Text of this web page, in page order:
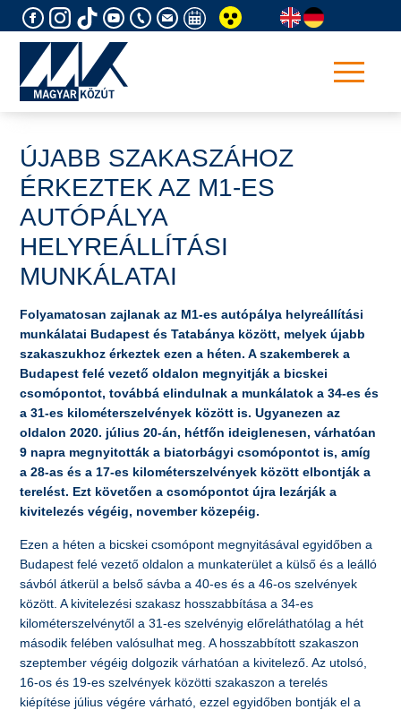
to
ÚJABB SZAKASZÁHOZ
ÉRKEZTEK AZ M1-ES
AUTÓPÁLYA
HELYREÁLLÍTÁSI
MUNKÁLATAI
Folyamatosan zajlanak az M1-es autópálya helyreállítási
munkálatai Budapest és Tatabánya között, melyek újabb
szakaszukhoz érkeztek ezen a héten. A szakemberek a
Budapest felé vezető oldalon megnyitják a bicskei
csomópontot, továbbá elindulnak a munkálatok a 34-es és
a 31-es kilométerszelvények között is. Ugyanezen az
oldalon 2020. július 20-án, hétfőn ideiglenesen, várhatóan
9 napra megnyitották a biatorbágyi csomópontot is, amíg
a 28-as és a 17-es kilométerszelvények között elbontják a
terelést. Ezt követően a csomópontot újra lezárják a
kivitelezés végéig, november közepéig.
Ezen a héten a bicskei csomópont megnyitásával egyidőben a
Budapest felé vezető oldalon a munkaterület a külső és a leálló
sávból átkerül a belső sávba a 40-es és a 46-os szelvények
között. A kivitelezési szakasz hosszabbítása a 34-es
kilométerszelvénytől a 31-es szelvényig előreláthatólag a hét
második felében valósulhat meg. A hosszabbított szakaszon
szeptember végéig dolgozik várhatóan a kivitelező. Az utolsó,
16-os és 19-es szelvények közötti szakaszon a terelés
kiépítése július végére várható, ezzel egyidőben bontják el a